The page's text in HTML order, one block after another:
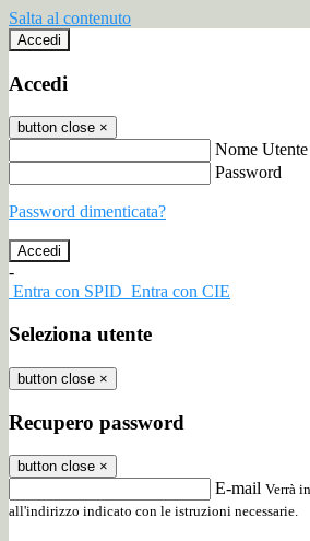
Salta al contenuto
Accedi
Accedi
button close ×
Nome Utente
Password
Password dimenticata?
-
Entra con SPID Entra con CIE
Seleziona utente
button close ×
Recupero password
button close ×
E-mail Verrà
all'indirizzo indicato con le istruzioni necessarie.